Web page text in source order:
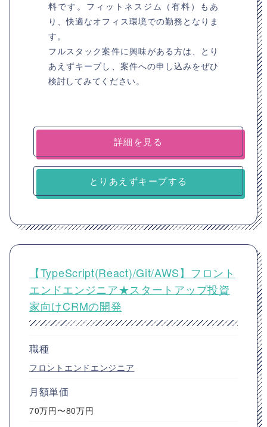
料です。フィットネスジム（有料）もあ
り、快適なオフィス環境での勤務となりま
す。
フルスタック案件に興味がある方は、とり
あえずキープし、案件への申し込みをぜひ
検討してみてください。
詳細を見る
とりあえずキープする
【TypeScript(React)/Git/AWS】フロント
エンドエンジニア★スタートアップ投資
家向けCRMの開発
職種
フロントエンドエンジニア
月額単価
70万円〜80万円